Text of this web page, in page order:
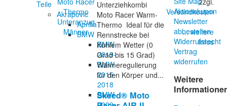
Teile
Akrapovic
Aprilia
BMW
BMW
2019-
BMW
2015-
2018
BMW
Unterziehkombi
Moto Racer Warm-
Thermo Ideal für die
Rennstrecke bei
Kühlem Wetter (0
Grad bis 15 Grad)
Wärmeregulierung
für den Körper und...
Versandkosten
... weitere
Infos
Skeed® Moto
Aktionskupon
Newsletter
abbestellen
Widerrufsrecht
Vertrag
widerrufen
Weitere